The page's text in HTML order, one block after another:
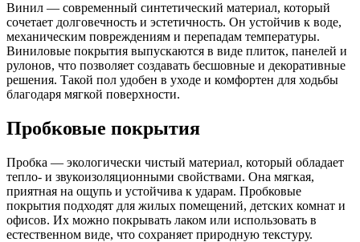
Винил — современный синтетический материал, который
сочетает долговечность и эстетичность. Он устойчив к воде,
механическим повреждениям и перепадам температуры.
Виниловые покрытия выпускаются в виде плиток, панелей и
рулонов, что позволяет создавать бесшовные и декоративные
решения. Такой пол удобен в уходе и комфортен для ходьбы
благодаря мягкой поверхности.
Пробковые покрытия
Пробка — экологически чистый материал, который обладает
тепло- и звукоизоляционными свойствами. Она мягкая,
приятная на ощупь и устойчива к ударам. Пробковые
покрытия подходят для жилых помещений, детских комнат и
офисов. Их можно покрывать лаком или использовать в
естественном виде, что сохраняет природную текстуру.